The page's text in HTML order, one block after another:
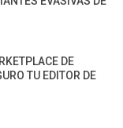
DE
TU EDITOR DE